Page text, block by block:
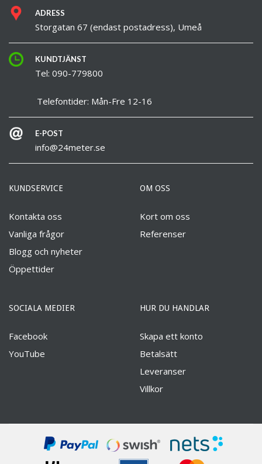
ADRESS
Storgatan 67 (endast postadress), Umeå
KUNDTJÄNST
Tel: 090-779800
Telefontider: Mån-Fre 12-16
E-POST
info@24meter.se
KUNDSERVICE
Kontakta oss
Vanliga frågor
Blogg och nyheter
Öppettider
OM OSS
Kort om oss
Referenser
SOCIALA MEDIER
Facebook
YouTube
HUR DU HANDLAR
Skapa ett konto
Betalsätt
Leveranser
Villkor